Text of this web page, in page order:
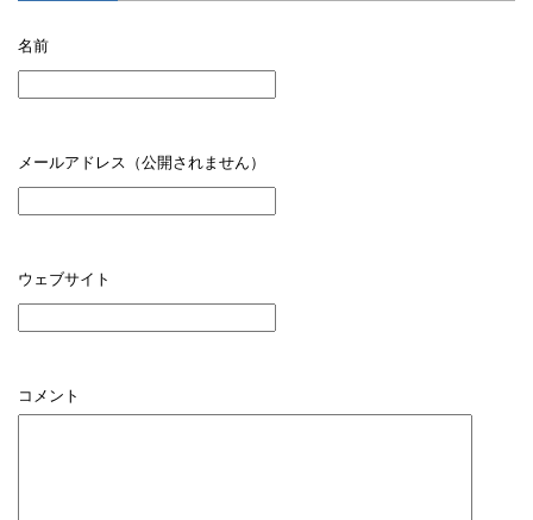
名前
メールアドレス（公開されません）
ウェブサイト
コメント